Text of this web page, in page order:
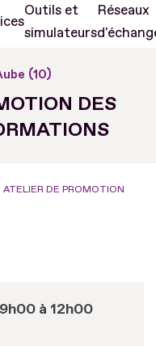
Outils et
simulateurs
Réseaux
(10)
DES
ATELIER DE PROMOTION
à 12h00